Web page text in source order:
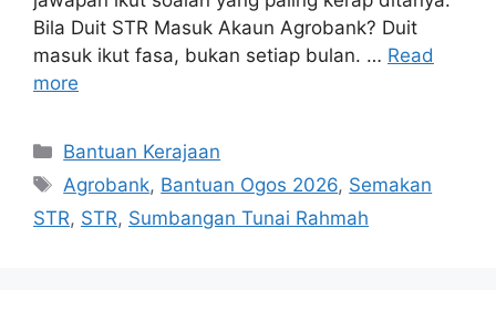
Bila Duit STR Masuk Akaun Agrobank? Duit
masuk ikut fasa, bukan setiap bulan. … Read
more
Categories
Bantuan Kerajaan
Tags
Agrobank, Bantuan Ogos 2026, Semakan
STR, STR, Sumbangan Tunai Rahmah